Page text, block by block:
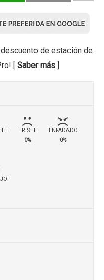
de estación de
[ Saber más]
TRISTE
0%
ENFADADO
0%